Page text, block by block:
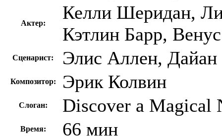
Актер:
Келли Шеридан,
Кэтлин Барр,
Сценарист: Элис Аллен,
Композитор: Эрик Колвин
Слоган: Discover a Magical
Время: 66 мин